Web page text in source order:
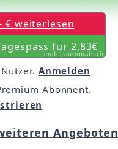
€ weiterlesen
für 2,83€
endet automatisch
Anmelden
Abonnent.
Angeboten